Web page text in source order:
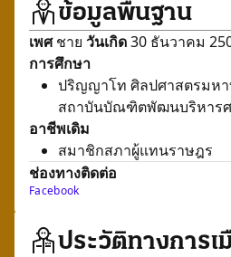
ข้อมูลพื้นฐาน
เพศชาย วันเกิด30 ธันวาคม
การศึกษา
ปริญญาโท ศิลปศาสตรมห
สถาบันบัณฑิตพัฒนบริหารศ
อาชีพเดิม
สมาชิกสภาผู้แทนราษฎร
ช่องทางติดต่อ
Facebook
ประวัติทางการเ